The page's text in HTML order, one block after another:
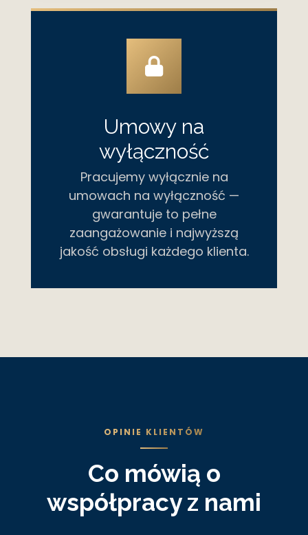
Umowy na
wyłączność
Pracujemy wyłącznie na
umowach na wyłączność —
gwarantuje to pełne
zaangażowanie i najwyższą
jakość obsługi każdego klienta.
OPINIE KLIENTÓW
Co mówią o
współpracy z nami